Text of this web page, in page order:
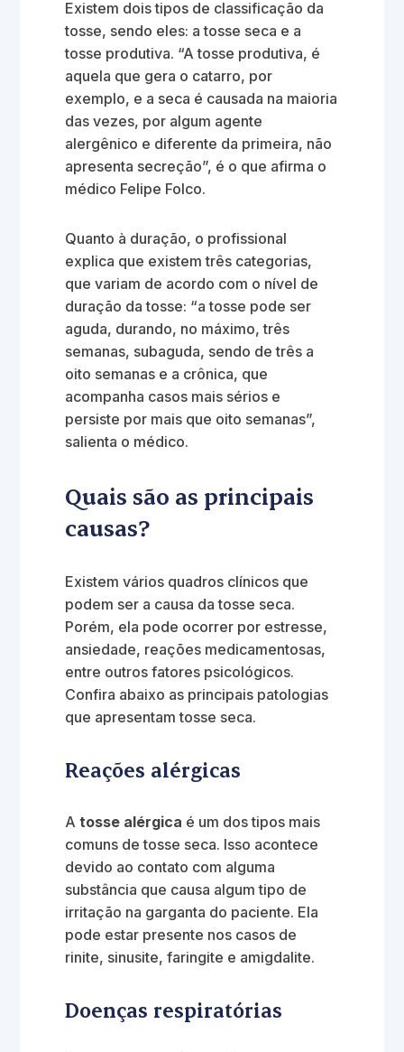
Existem dois tipos de classificação da
tosse, sendo eles: a tosse seca e a
tosse produtiva. “A tosse produtiva, é
aquela que gera o catarro, por
exemplo, e a seca é causada na maioria
das vezes, por algum agente
alergênico e diferente da primeira, não
apresenta secreção”, é o que afirma o
médico Felipe Folco.
Quanto à duração, o profissional
explica que existem três categorias,
que variam de acordo com o nível de
duração da tosse: “a tosse pode ser
aguda, durando, no máximo, três
semanas, subaguda, sendo de três a
oito semanas e a crônica, que
acompanha casos mais sérios e
persiste por mais que oito semanas”,
salienta o médico.
Quais são as principais
causas?
Existem vários quadros clínicos que
podem ser a causa da tosse seca.
Porém, ela pode ocorrer por estresse,
ansiedade, reações medicamentosas,
entre outros fatores psicológicos.
Confira abaixo as principais patologias
que apresentam tosse seca.
Reações alérgicas
Atosse alérgica é um dos tipos mais
comuns de tosse seca. Isso acontece
devido ao contato com alguma
substância que causa algum tipo de
irritação na garganta do paciente. Ela
pode estar presente nos casos de
rinite, sinusite, faringite e amigdalite.
Doenças respiratórias